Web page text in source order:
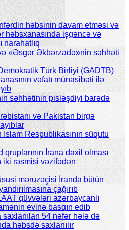
həbsinin davam etməsi və
həbsxanasında işgəncə və
narahatlıq
«Əsgər Əkbərzadə»nin səhhəti
Türk Birliyi (GADTB)
vəfatı münasibəti ilə
səhhətinin pisləşdiyi barədə
və Pakistan birgə
Respublikasının süqutu
qruplarının İrana daxil olması
iki rəsmisi vəzifədən
məruzəçisi İranda bütün
çağırıb
qüvvələri azərbaycanlı
evinə basqın edib
saxlanılan 54 nəfər hələ də
həbsdə saxlanılır